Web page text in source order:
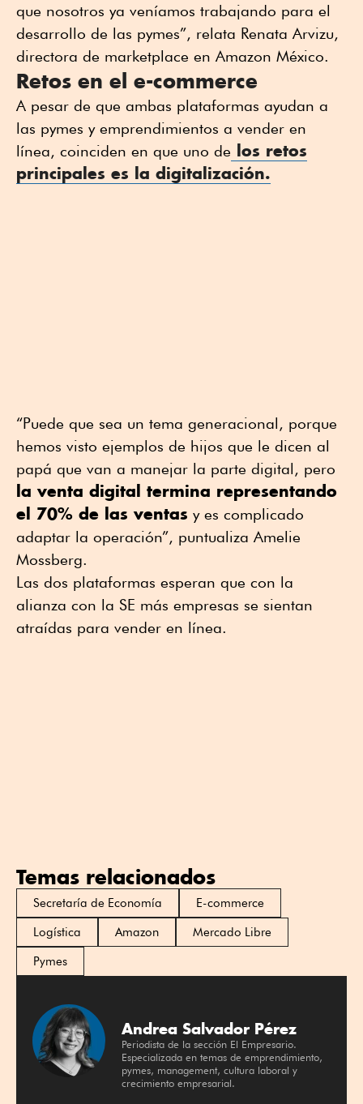
que nosotros ya veníamos trabajando para el
desarrollo de las pymes”, relata Renata Arvizu,
directora de marketplace en Amazon México.
Retos en el e-commerce
A pesar de que ambas plataformas ayudan a
las pymes y emprendimientos a vender en
línea, coinciden en que uno de
los retos
principales es la digitalización.
“Puede que sea un tema generacional, porque
hemos visto ejemplos de hijos que le dicen al
papá que van a manejar la parte digital, pero
la venta digital termina representando
el 70% de las ventas y es complicado
adaptar la operación”, puntualiza Amelie
Mossberg.
Las dos plataformas esperan que con la
alianza con la SE más empresas se sientan
atraídas para vender en línea.
Temas relacionados
Secretaría de Economía
E-commerce
Logística
Amazon
Mercado Libre
Pymes
Andrea Salvador Pérez
Periodista de la sección El Empresario.
Especializada en temas de emprendimiento,
pymes, management, cultura laboral y
crecimiento empresarial.